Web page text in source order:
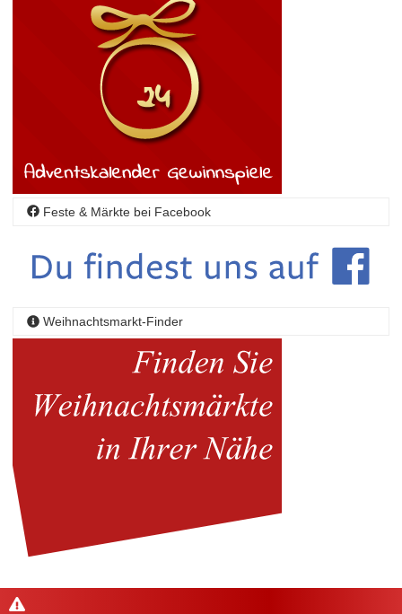
Feste & Märkte bei Facebook
Weihnachtsmarkt-Finder